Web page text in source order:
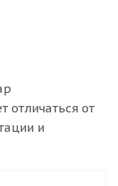
отличаться от
и